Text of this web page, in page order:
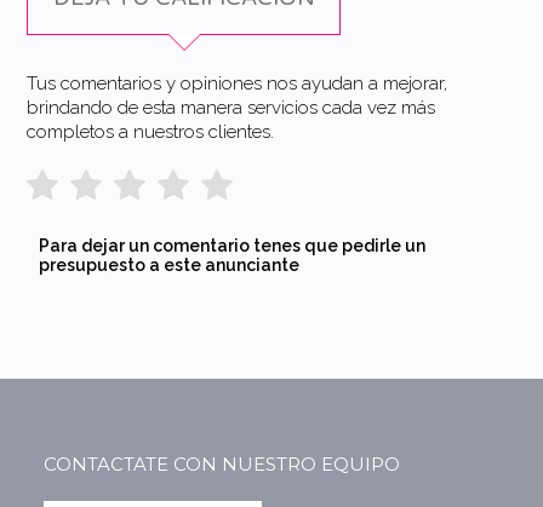
Tus comentarios y opiniones nos ayudan a mejorar,
brindando de esta manera servicios cada vez más
completos a nuestros clientes.
Para dejar un comentario tenes que pedirle un
presupuesto a este anunciante
CONTACTATE CON NUESTRO EQUIPO